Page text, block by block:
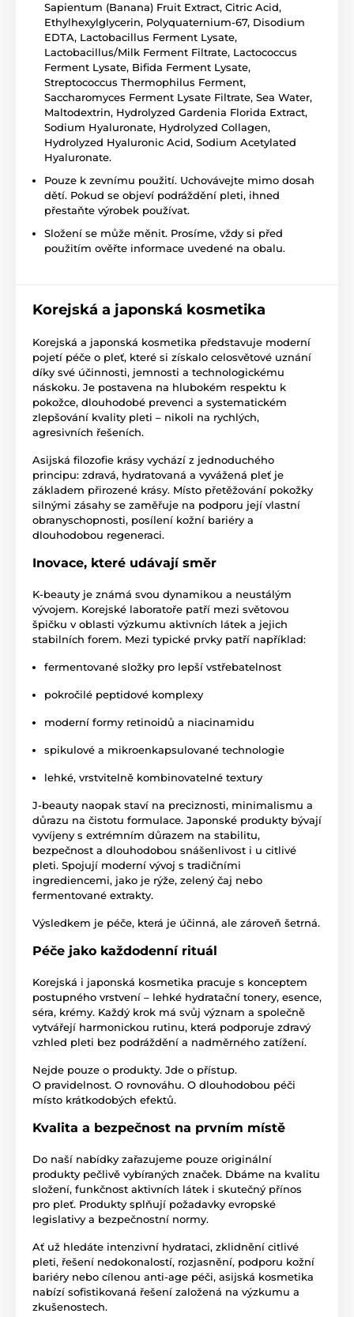
Sapientum (Banana) Fruit Extract, Citric Acid,
Ethylhexylglycerin, Polyquaternium-67, Disodium
EDTA, Lactobacillus Ferment Lysate,
Lactobacillus/Milk Ferment Filtrate, Lactococcus
Ferment Lysate, Bifida Ferment Lysate,
Streptococcus Thermophilus Ferment,
Saccharomyces Ferment Lysate Filtrate, Sea Water,
Maltodextrin, Hydrolyzed Gardenia Florida Extract,
Sodium Hyaluronate, Hydrolyzed Collagen,
Hydrolyzed Hyaluronic Acid, Sodium Acetylated
Hyaluronate.
Pouze k zevnímu použití. Uchovávejte mimo dosah
dětí. Pokud se objeví podráždění pleti, ihned
přestaňte výrobek používat.
Složení se může měnit. Prosíme, vždy si před
použitím ověřte informace uvedené na obalu.
Korejská a japonská kosmetika
Korejská a japonská kosmetika představuje moderní
pojetí péče o pleť, které si získalo celosvětové uznání
díky své účinnosti, jemnosti a technologickému
náskoku. Je postavena na hlubokém respektu k
pokožce, dlouhodobé prevenci a systematickém
zlepšování kvality pleti – nikoli na rychlých,
agresivních řešeních.
Asijská filozofie krásy vychází z jednoduchého
principu: zdravá, hydratovaná a vyvážená pleť je
základem přirozené krásy. Místo přetěžování pokožky
silnými zásahy se zaměřuje na podporu její vlastní
obranyschopnosti, posílení kožní bariéry a
dlouhodobou regeneraci.
Inovace, které udávají směr
K-beauty je známá svou dynamikou a neustálým
vývojem. Korejské laboratoře patří mezi světovou
špičku v oblasti výzkumu aktivních látek a jejich
stabilních forem. Mezi typické prvky patří například:
fermentované složky pro lepší vstřebatelnost
pokročilé peptidové komplexy
moderní formy retinoidů a niacinamidu
spikulové a mikroenkapsulované technologie
lehké, vrstvitelně kombinovatelné textury
J-beauty naopak staví na preciznosti, minimalismu a
důrazu na čistotu formulace. Japonské produkty bývají
vyvíjeny s extrémním důrazem na stabilitu,
bezpečnost a dlouhodobou snášenlivost i u citlivé
pleti. Spojují moderní vývoj s tradičními
ingrediencemi, jako je rýže, zelený čaj nebo
fermentované extrakty.
Výsledkem je péče, která je účinná, ale zároveň šetrná.
Péče jako každodenní rituál
Korejská i japonská kosmetika pracuje s konceptem
postupného vrstvení – lehké hydratační tonery, esence,
séra, krémy. Každý krok má svůj význam a společně
vytvářejí harmonickou rutinu, která podporuje zdravý
vzhled pleti bez podráždění a nadměrného zatížení.
Nejde pouze o produkty. Jde o přístup.
O pravidelnost. O rovnováhu. O dlouhodobou péči
místo krátkodobých efektů.
Kvalita a bezpečnost na prvním místě
Do naší nabídky zařazujeme pouze originální
produkty pečlivě vybíraných značek. Dbáme na kvalitu
složení, funkčnost aktivních látek i skutečný přínos
pro pleť. Produkty splňují požadavky evropské
legislativy a bezpečnostní normy.
Ať už hledáte intenzivní hydrataci, zklidnění citlivé
pleti, řešení nedokonalostí, rozjasnění, podporu kožní
bariéry nebo cílenou anti-age péči, asijská kosmetika
nabízí sofistikovaná řešení založená na výzkumu a
zkušenostech.